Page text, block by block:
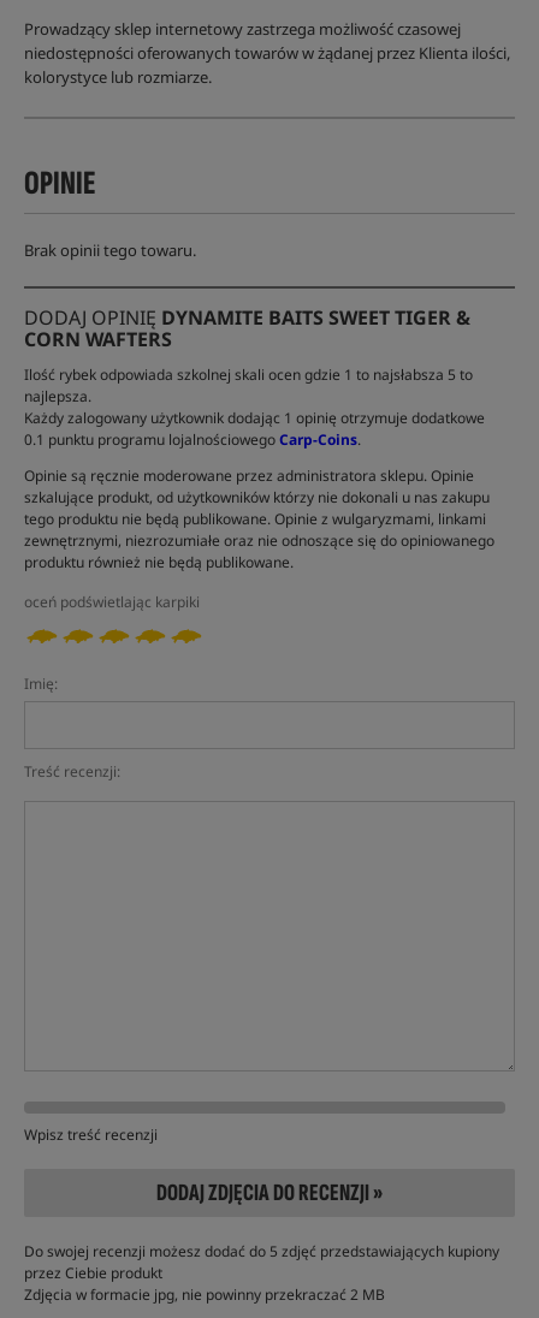
Prowadzący sklep internetowy zastrzega możliwość czasowej
niedostępności oferowanych towarów w żądanej przez Klienta ilości,
kolorystyce lub rozmiarze.
OPINIE
Brak opinii tego towaru.
DODAJ OPINIĘ DYNAMITE BAITS SWEET TIGER &
CORN WAFTERS
Ilość rybek odpowiada szkolnej skali ocen gdzie 1 to najsłabsza 5 to
najlepsza.
Każdy zalogowany użytkownik dodając 1 opinię otrzymuje dodatkowe
0.1 punktu programu lojalnościowegoCarp-Coins.
Opinie są ręcznie moderowane przez administratora sklepu. Opinie
szkalujące produkt, od użytkowników którzy nie dokonali u nas zakupu
tego produktu nie będą publikowane. Opinie z wulgaryzmami, linkami
zewnętrznymi, niezrozumiałe oraz nie odnoszące się do opiniowanego
produktu również nie będą publikowane.
oceń podświetlając karpiki
Imię:
Treść recenzji:
Wpisz treść recenzji
DODAJ ZDJĘCIA DO RECENZJI »
Do swojej recenzji możesz dodać do 5 zdjęć przedstawiających kupiony
przez Ciebie produkt
Zdjęcia w formacie jpg, nie powinny przekraczać 2 MB